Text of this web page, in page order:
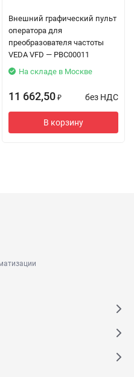
Внешний графический пульт
оператора для
преобразователя частоты
VEDA VFD — PBC00011
На складе в Москве
11 662,50 ₽ без НДС
В корзину